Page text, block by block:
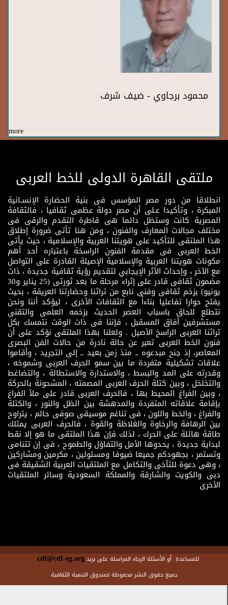
محمود برجاوي - ضيف شرف
more
ملتقى القاهرة الدولى للخط العربى
انطلاقا من دور مصر المؤسس فى بنية الحضارة الإنسـانية
المبكرة ، وتأكيدا عـلى أن مصر دولة عظمى ثقافيا ، فالثقافة
المصرية كانت وستظل دائما هى قاطرة التقدم والرقى فى
مختلف مجالات المعارف والفنون ، ومن هنا تأتى ضرورة إطلاق
هذا الملتقى للتأكيد على هويتنا العربية والإسلامية ، حيث يأتى
الخط العربى فى مقدمة الفنون الراسخة باعتباره أحد أهم
مكونات هويتنا العربية والإسلامية الإصيلة القادرة على التواصل
مع الآخر ، وإحداث الأثر الإيجابي لتقديم رؤية ثقافية جديدة ، ذات
مضمون ثقافى قادر على إثراء مرحلة ما بعد ثورتى (25 يناير و30
يونيو) بزخم ثقافى وفنى نابع من تراثنا وحضارتنا العريقة ، بحيث
يفتح حوارا تفاعليا بناءاً مع الثقافات الأخرى ، ليؤكد أننا ونحن
نتطلع للحاق باسباب العصر الحديث بزخمه العلمى والتقنى
مستشرفين آفاق المسقبل ، فإننا فى ذات الوقت نتمسك بكل
تراثنا العربى الراسخ الأصيل . ولعلنا بهذا الملتقى نؤكد على أن
فنون الخط العربى تعبر عن حالة نادرة من حالات الفن البصرى
المعاصر، إذ جنح مبدعوه ــ منذ زمن بعيد ــ إلى التجريد ، وأقاموا
علاقات تشكيلية متفردة ما بين سمو الحرف العربى وشموخه ،
وقدرته على المد والبسط ، والاستدارة والاستطالة ، والتضاغط
والتخلخل ، وبين كتلة الحرف العربى المصمته ، المشحونة بالحركة
، وبين الفراغ المحيط بها ، فالحرف العربى قادر على ملأ الفراغ
بإقامة علاقاته المتفردة والمدهشة بين الظل والنور ، والكتلة
والفراغ ، والخط واللون ، فى تناغم موسيقى صوفى حالم ، يتراوح
بين الرهافة والرخاوة والغلاظة والقوة ، فالحرف العربى يمتلك
طاقة هائلة على الحرك ، لذلك فإن هذا الملتقى ما هو إلا نقط
لبداية جديدة ، يحدوها الأمل والتفاؤل والطموح ، فى إن تتنامى
وتستمر ، بجهودكم جميعا ضيوفا ومسئولين ، مكرمين ومشاركين
، وهى دعوة للتآخى والتكامل مع الملتقيات العربية الشقيقة فى
دبى والكويت والشارقة والمملكة السعودية وسائر الملتقيات
الأخرى
للمساعدة أو الأسئلة الرجاء المراسلة على بريدcdf@cdf-eg.org
جميع حقوق النشر محفوظة لصندوق التنمية الثقافية